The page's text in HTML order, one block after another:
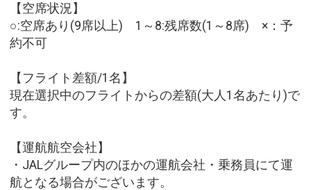
【空席状況】
○:空席あり(9席以上) 1～8:残席数(1～8席) ×：予
約不可
【フライト差額/1名】
現在選択中のフライトからの差額(大人1名あたり)で
す。
【運航航空会社】
・JALグループ内のほかの運航会社・乗務員にて運
航となる場合がございます。